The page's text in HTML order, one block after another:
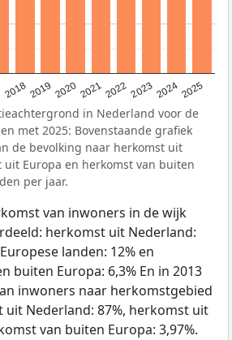
20182019 202020212022202320242025
in Nederland voor de
met 2025: Bovenstaande grafiek
de bevolking naar herkomst uit
Europa en herkomst van buiten
per jaar.
van inwoners in de wijk
herkomst uit Nederland:
landen: 12% en
buiten Europa: 6,3% En in 2013
inwoners naar herkomstgebied
uit Nederland: 87%, herkomst uit
van buiten Europa: 3,97%.